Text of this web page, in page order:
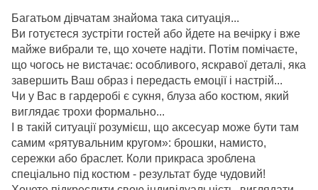
Багатьом дівчатам знайома така ситуація...
Ви готуєтеся зустріти гостей або йдете на вечірку і вже
майже вибрали те, що хочете надіти. Потім помічаєте,
що чогось не вистачає: особливого, яскравої деталі, яка
завершить Ваш образ і передасть емоції і настрій...
Чи у Вас в гардеробі є сукня, блуза або костюм, який
виглядає трохи формально...
І в такій ситуації розумієш, що аксесуар може бути там
самим «рятувальним кругом»: брошки, намисто,
сережки або браслет. Коли прикраса зроблена
спеціально під костюм - результат буде чудовий!